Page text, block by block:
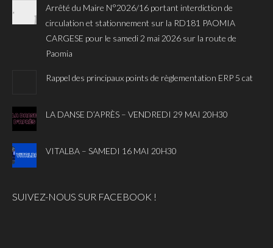
Arrêté du Maire N°2026/16 portant interdiction de
circulation et stationnement sur la RD181 PAOMIA
CARGESE pour le samedi 2 mai 2026 sur la route de
Paomia
Rappel des principaux points de règlementation ERP 5 cat
LA DANSE D’APRÈS – VENDREDI 29 MAI 20H30
VITALBA – SAMEDI 16 MAI 20H30
SUIVEZ-NOUS SUR FACEBOOK !